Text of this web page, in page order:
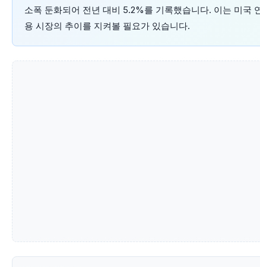
소폭 둔화되어 전년 대비 5.2%를 기록했습니다. 이는 미국
용 시장의 추이를 지켜볼 필요가 있습니다.